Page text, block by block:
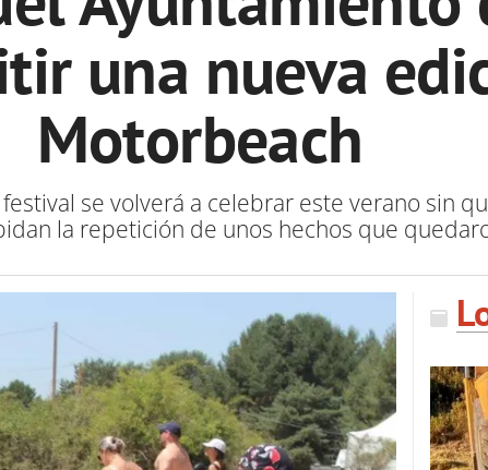
una nueva
Motorbeach
se volverá a celebrar este verano sin
la repetición de unos hechos que